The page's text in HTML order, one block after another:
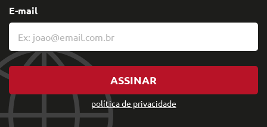
política de privacidade
E-mail
ASSINAR